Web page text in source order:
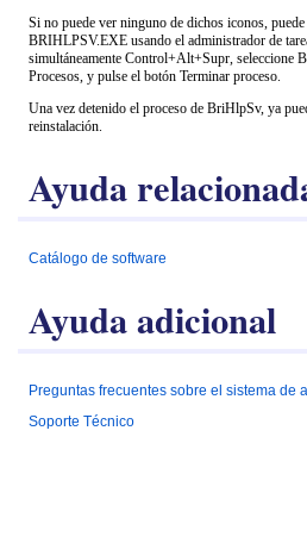
Si no puede ver ninguno de dichos iconos,
BRIHLPSV.EXE usando el administrador de
simultáneamente Control+Alt+Supr, seleccione
Procesos, y pulse el botón Terminar proceso.
Una vez detenido el proceso de BriHlpSv, ya
reinstalación.
Ayuda
Catálogo de software
Ayuda adicional
Preguntas frecuentes sobre el sistema de
Soporte Técnico